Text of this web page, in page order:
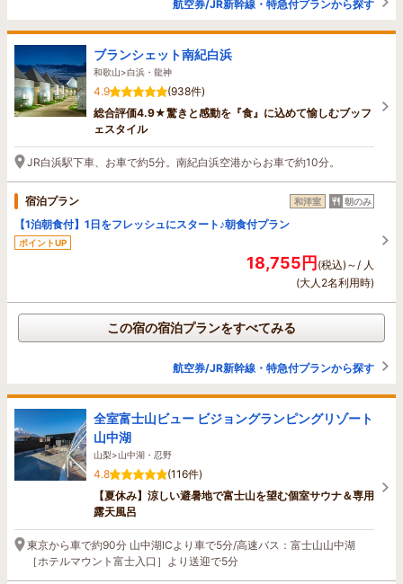
航空券/JR新幹線・特急付プランから探す
ブランシェット南紀白浜
和歌山>白浜・龍神
4.9
(938件)
総合評価4.9★驚きと感動を『食』に込めて愉しむブッフ
ェスタイル
JR白浜駅下車、お車で約5分。南紀白浜空港からお車で約10分。
宿泊プラン 和洋室 朝のみ
【1泊朝食付】1日をフレッシュにスタート♪朝食付プラン
ポイントUP
18,755円(税込)～/ 人
(大人2名利用時)
この宿の宿泊プランをすべてみる
航空券/JR新幹線・特急付プランから探す
全室富士山ビュー ビジョングランピングリゾート
山中湖
山梨>山中湖・忍野
4.8
(116件)
【夏休み】涼しい避暑地で富士山を望む個室サウナ＆専用
露天風呂
東京から車で約90分 山中湖ICより車で5分/高速バス：富士山山中湖
［ホテルマウント富士入口］より送迎で5分